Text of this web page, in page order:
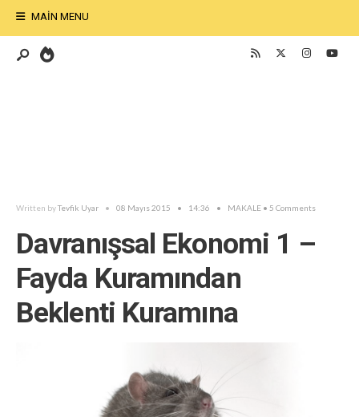
MAIN MENU
Written byTevfik Uyar • 08 Mayıs 2015 • 14:36 • MAKALE • 5 Comments
Davranışsal Ekonomi 1 –
Fayda Kuramından
Beklenti Kuramına